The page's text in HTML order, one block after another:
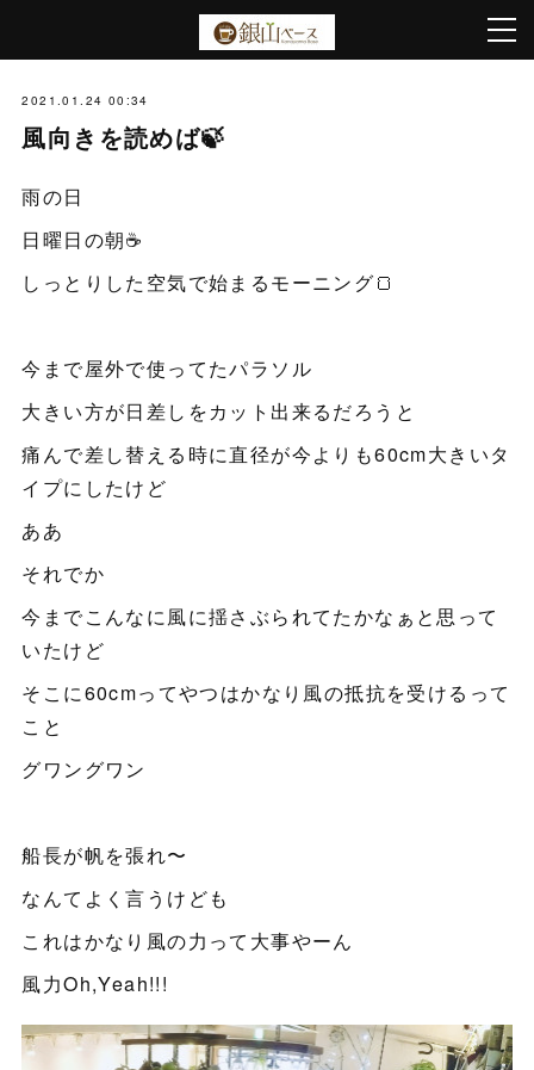
2021.01.24 00:34
風向きを読めば🍃
雨の日
日曜日の朝☕️
しっとりした空気で始まるモーニング🍞
今まで屋外で使ってたパラソル
大きい方が日差しをカット出来るだろうと
痛んで差し替える時に直径が今よりも60cm大きいタ
イプにしたけど
ああ
それでか
今までこんなに風に揺さぶられてたかなぁと思って
いたけど
そこに60cmってやつはかなり風の抵抗を受けるって
こと
グワングワン
船長が帆を張れ〜
なんてよく言うけども
これはかなり風の力って大事やーん
風力Oh,Yeah!!!